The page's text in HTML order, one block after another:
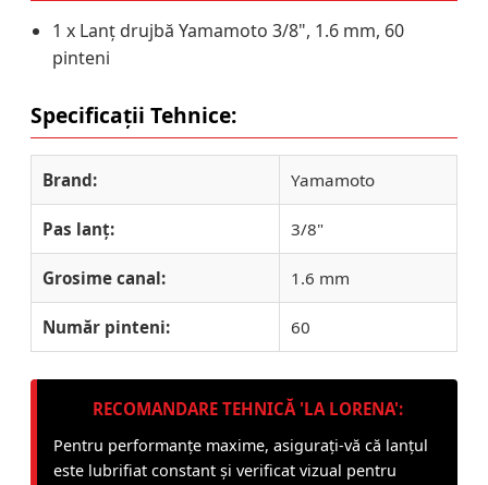
1 x Lanț drujbă Yamamoto 3/8", 1.6 mm, 60
pinteni
Specificații Tehnice:
Brand: Yamamoto
Pas lanț: 3/8"
Grosime canal: 1.6 mm
Număr pinteni: 60
RECOMANDARE TEHNICĂ 'LA LORENA':
Pentru performanțe maxime, asigurați-vă că lanțul
este lubrifiat constant și verificat vizual pentru